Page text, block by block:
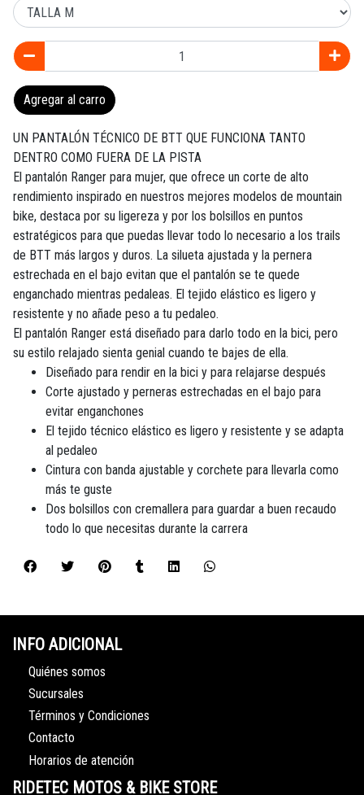
Agregar al carro
UN PANTALÓN TÉCNICO DE BTT QUE FUNCIONA TANTO
DENTRO COMO FUERA DE LA PISTA
El pantalón Ranger para mujer, que ofrece un corte de alto
rendimiento inspirado en nuestros mejores modelos de mountain
bike, destaca por su ligereza y por los bolsillos en puntos
estratégicos para que puedas llevar todo lo necesario a los trails
de BTT más largos y duros. La silueta ajustada y la pernera
estrechada en el bajo evitan que el pantalón se te quede
enganchado mientras pedaleas. El tejido elástico es ligero y
resistente y no añade peso a tu pedaleo.
El pantalón Ranger está diseñado para darlo todo en la bici, pero
su estilo relajado sienta genial cuando te bajes de ella.
Diseñado para rendir en la bici y para relajarse después
Corte ajustado y perneras estrechadas en el bajo para
evitar enganchones
El tejido técnico elástico es ligero y resistente y se adapta
al pedaleo
Cintura con banda ajustable y corchete para llevarla como
más te guste
Dos bolsillos con cremallera para guardar a buen recaudo
todo lo que necesitas durante la carrera
INFO ADICIONAL
Quiénes somos
Sucursales
Términos y Condiciones
Contacto
Horarios de atención
RIDETEC MOTOS & BIKE STORE